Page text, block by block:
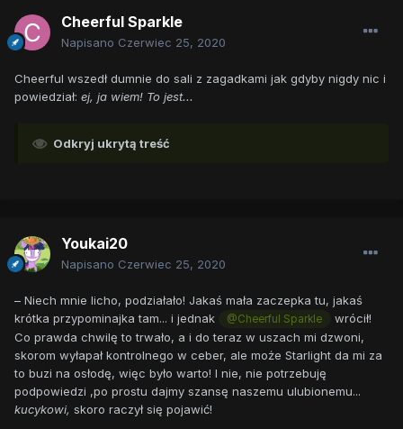
Cheerful Sparkle
Napisano Czerwiec 25, 2020
Cheerful wszedł dumnie do sali z zagadkami jak gdyby nigdy nic i
powiedział: ej, ja wiem! To jest...
Odkryj ukrytą treść
Youkai20
Napisano Czerwiec 25, 2020
– Niech mnie licho, podziałało! Jakaś mała zaczepka tu, jakaś
krótka przypominajka tam... i jednak
@Cheerful Sparkle
wrócił!
Co prawda chwilę to trwało, a i do teraz w uszach mi dzwoni,
skorom wyłapał kontrolnego w ceber, ale może Starlight da mi za
to buzi na osłodę, więc było warto! I nie, nie potrzebuję
podpowiedzi ,po prostu dajmy szansę naszemu ulubionemu...
kucykowi, skoro raczył się pojawić!